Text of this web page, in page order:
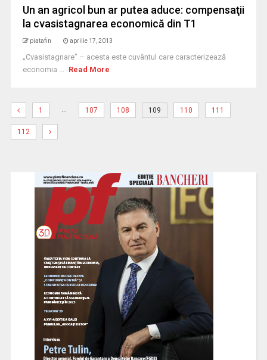
Un an agricol bun ar putea aduce: compensaţii
la cvasistagnarea economică din T1
piatafin aprilie 17, 2013
„Cvasistagnare” – acesta este cuvântul care caracterizează
economia ... Read More
1 … 107 108 109 110 111
112